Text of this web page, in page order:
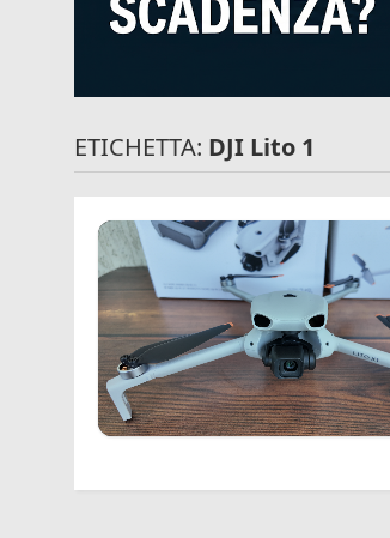
ETICHETTA: DJI Lito 1